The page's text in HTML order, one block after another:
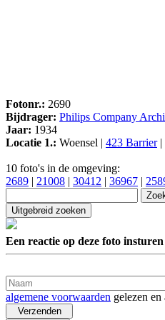
Fotonr.: 2690
Bijdrager: Philips Company
Jaar: 1934
Locatie 1.: Woensel | 423 Barrier|
10 foto's in de omgeving:
2689
21008 30412 36967
Een reactie op deze foto insturen
algemene voorwaarden gelezen